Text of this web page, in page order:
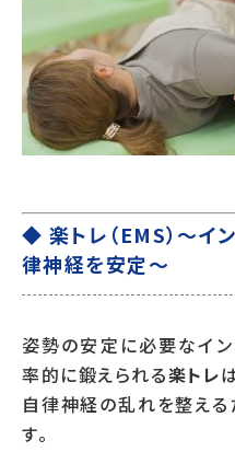
◆ 楽トレ（EMS）〜イ
律神経を安定〜
姿勢の安定に必要なイン
率的に鍛えられる楽トレ
自律神経の乱れを整え
す。